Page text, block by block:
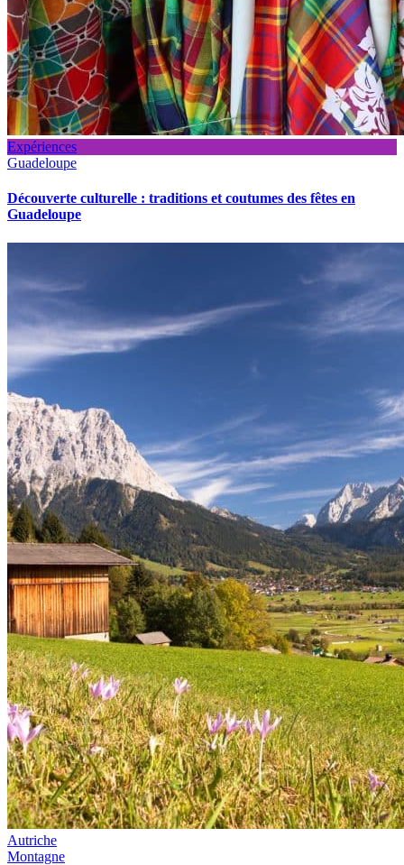
Expériences
Guadeloupe
Découverte culturelle : traditions et coutumes des fêtes en
Guadeloupe
Autriche
Montagne